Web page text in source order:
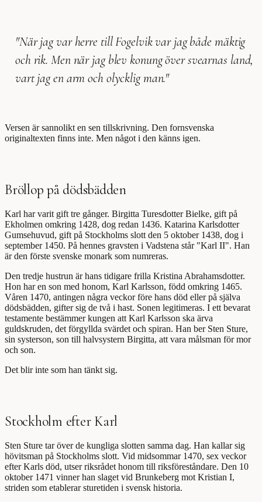
"När jag var herre till Fogelvik var jag både mäktig
och rik. Men när jag blev konung över svearnas land,
vart jag en arm och olycklig man."
Versen är sannolikt en sen tillskrivning. Den fornsvenska
originaltexten finns inte. Men något i den känns igen.
Bröllop på dödsbädden
Karl har varit gift tre gånger. Birgitta Turesdotter Bielke, gift på
Ekholmen omkring 1428, dog redan 1436. Katarina Karlsdotter
Gumsehuvud, gift på Stockholms slott den 5 oktober 1438, dog i
september 1450. På hennes gravsten i Vadstena står "Karl II". Han
är den förste svenske monark som numreras.
Den tredje hustrun är hans tidigare frilla Kristina Abrahamsdotter.
Hon har en son med honom, Karl Karlsson, född omkring 1465.
Våren 1470, antingen några veckor före hans död eller på själva
dödsbädden, gifter sig de två i hast. Sonen legitimeras. I ett bevarat
testamente bestämmer kungen att Karl Karlsson ska ärva
guldskruden, det förgyllda svärdet och spiran. Han ber Sten Sture,
sin systerson, son till halvsystern Birgitta, att vara målsman för mor
och son.
Det blir inte som han tänkt sig.
Stockholm efter Karl
Sten Sture tar över de kungliga slotten samma dag. Han kallar sig
hövitsman på Stockholms slott. Vid midsommar 1470, sex veckor
efter Karls död, utser riksrådet honom till riksföreståndare. Den 10
oktober 1471 vinner han slaget vid Brunkeberg mot Kristian I,
striden som etablerar sturetiden i svensk historia.